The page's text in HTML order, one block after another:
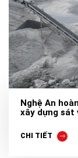
Nghệ An
xây dựng sát
CHI TIẾT